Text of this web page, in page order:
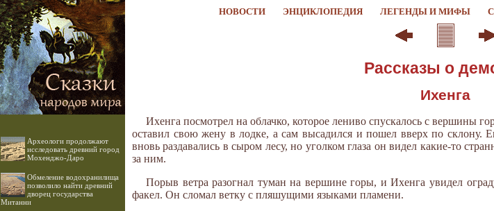
НОВОСТИ ЭНЦИКЛОПЕДИЯ ЛЕГЕНДЫ И МИФЫ
Археологи продолжают
исследовать древний город
Мохенджо-Даро
Обмеление водохранилища
позволило найти древний
дворец государства
Митанни
Рассказы о
Ихенга
Ихенга посмотрел на облачко, которое лениво спускалось с вершины
оставил свою жену в лодке, а сам высадился и пошел вверх по склону.
вновь раздавались в сыром лесу, но уголком глаза он видел какие-то
за ним.
Порыв ветра разогнал туман на вершине горы, и Ихенга увидел
факел. Он сломал ветку с пляшущими языками пламени.